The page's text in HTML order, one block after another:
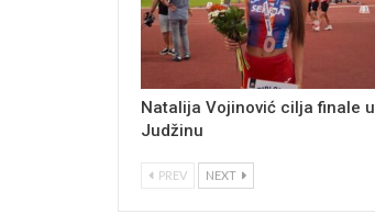
Natalija Vojinović cilja finale u
Judžinu
PREV NEXT